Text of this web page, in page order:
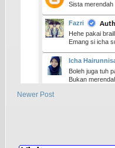
Sista merendah
Fazri
Hehe pakai
Emang si icha
Icha
Boleh juga tuh
Bukan
itu 162 cm
Eka
Newer Post